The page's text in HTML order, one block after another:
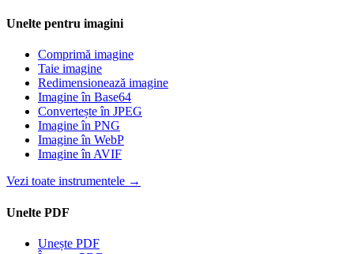
Unelte pentru imagini
Comprimă imagine
Taie imagine
Redimensionează imagine
Imagine în Base64
Convertește în JPEG
Imagine în PNG
Imagine în WebP
Imagine în AVIF
Vezi toate instrumentele →
Unelte PDF
Unește PDF